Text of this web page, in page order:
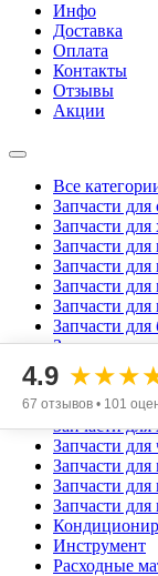
Инфо
Доставка
Оплата
Контакты
Отзывы
Акции
Все
Запчасти
Запчасти для
Запчасти для
Запчасти для
Запчасти
Запчасти
Запчасти для
Запчасти
Запчасти для
Запчасти для
Запчасти для
Запчасти для
Запчасти
Запчасти для
Запчасти для
Запчасти
Инструмент
Расходные
4.9
67 отзывов • 101